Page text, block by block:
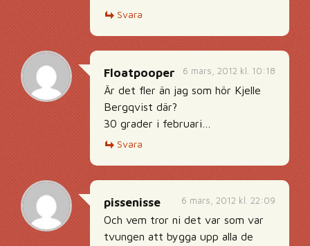
Svara
6 mars, 2012 kl. 10:18
Floatpooper
Är det fler än jag som hör Kjelle
Bergqvist där?
30 grader i februari…
Svara
6 mars, 2012 kl. 22:09
pissenisse
Och vem tror ni det var som var
tvungen att bygga upp alla de